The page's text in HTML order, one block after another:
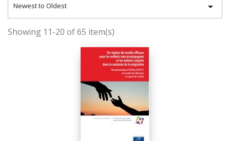
Newest to Oldest 
Showing 11-20 of 65 item(s)